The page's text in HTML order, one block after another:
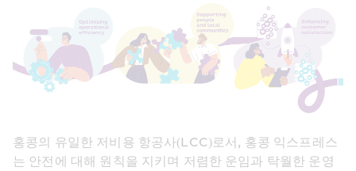
홍콩의 유일한 저비용 항공사(LCC)로서, 홍콩 익스프레스
는 안전에 대해 원칙을 지키며 저렴한 운임과 탁월한 운영